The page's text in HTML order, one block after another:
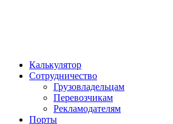
Калькулятор
Сотрудничество
Грузовладельцам
Перевозчикам
Рекламодателям
Порты